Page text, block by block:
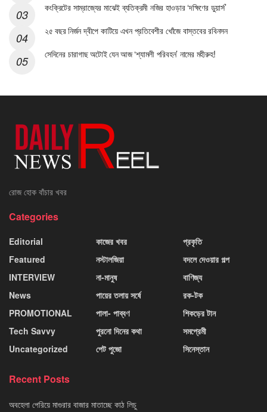
কংক্রিটের সাম্রাজ্যের মাঝেই ব্যতিক্রমী নজির হাওড়ার ‘দক্ষিণের ডুয়ার্স’
২৫ বছর নির্জন দ্বীপে কাটিয়ে এখন প্রতিবেশীর খোঁজে বাস্তবের রবিনসন
সেদিনের চারাগাছ অটোই যেন আজ ‘শ্যামলী পরিবহন’ নামের মহীরুহ!
রোজ হোক বাঁচার খবর
Categories
Editorial
Featured
INTERVIEW
News
PROMOTIONAL
Tech Savvy
Uncategorized
কাজের খবর
নস্টালজিয়া
না-মানুষ
পায়ের তলায় সর্ষে
পালা- পাব্বণ
পুরনো দিনের কথা
পেট পুজো
প্রকৃতি
বদলে দেওয়ার গল্প
বাণিজ্য
রক-টক
শিকড়ের টান
সমপ্রেমী
সিনেস্তান
Recent Posts
অবহেলা পেরিয়ে মাগুরার বাজার মাতাচ্ছে কাঠ লিচু